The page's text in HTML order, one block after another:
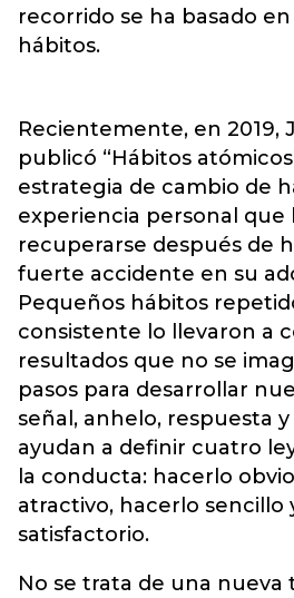
recorrido se ha basado
hábitos.
Recientemente, en 2019,
publicó “Hábitos
estrategia de cambio de
experiencia personal que
recuperarse después de
fuerte accidente en su
Pequeños hábitos
consistente lo llevaron a
resultados que no se
pasos para desarrollar
señal, anhelo, respuesta
ayudan a definir cuatro
la conducta: hacerlo
atractivo, hacerlo sencillo
satisfactorio.
No se trata de una nueva